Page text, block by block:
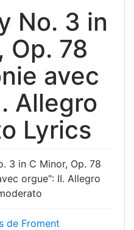
No. 3 in
Op. 78
avec
Allegro
Lyrics
3 in C Minor, Op. 78
orgue": II. Allegro
de Froment